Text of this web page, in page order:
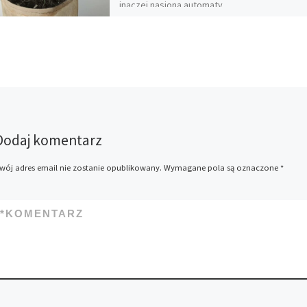
inaczej nasiona automaty,
komentarz
adres email nie zostanie opublikowany. Wymagane pola są oznaczone *
KOMENTARZ
*